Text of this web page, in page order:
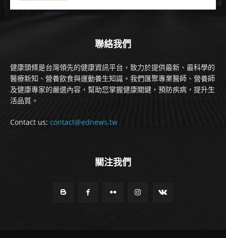
聯絡我們
健康頭條是台灣領先的健康資訊平台，致力於提供最新、最科學的
醫療新知、營養飲食與運動養生知識。我們匯聚專業醫師、營養師
及健康專家的嚴選內容，幫助您掌握健康關鍵，預防疾病，提升生
活品質。
Contact us: contact@ednews.tw
關注我們